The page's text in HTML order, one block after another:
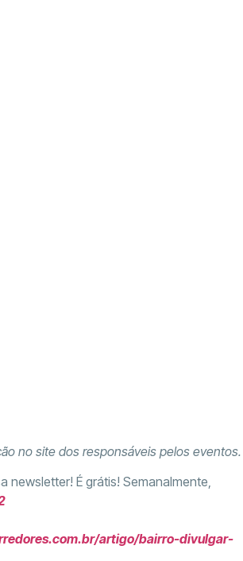
no site dos responsáveis pelos eventos.
newsletter! É grátis! Semanalmente,
artigo/bairro-divulgar-